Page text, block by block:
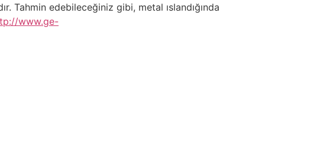
Tahmin edebileceğiniz gibi, metal ıslandığında
www.ge-